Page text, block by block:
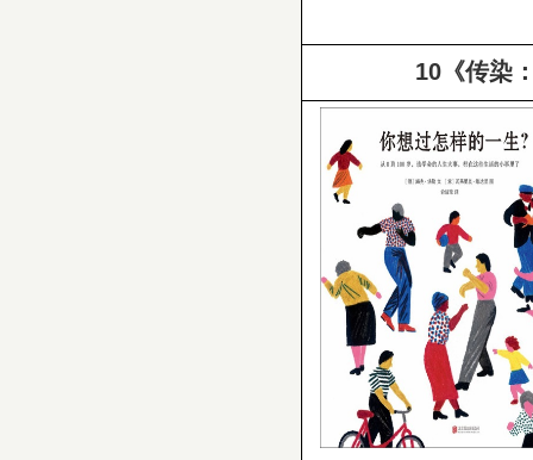
10《传染